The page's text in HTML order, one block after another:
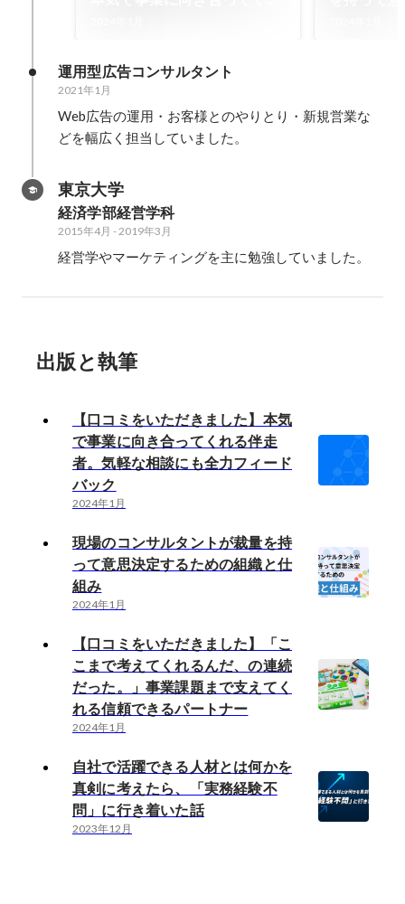
運用型広告コンサルタント
2021年1月
Web広告の運用・お客様とのやりとり・新規営業な
どを幅広く担当していました。
東京大学
経済学部経営学科
2015年4月 - 2019年3月
経営学やマーケティングを主に勉強していました。
出版と執筆
【口コミをいただきました】本気
で事業に向き合ってくれる伴走
者。気軽な相談にも全力フィード
バック
2024年1月
現場のコンサルタントが裁量を持
って意思決定するための組織と仕
組み
2024年1月
【口コミをいただきました】「こ
こまで考えてくれるんだ、の連続
だった。」事業課題まで支えてく
れる信頼できるパートナー
2024年1月
自社で活躍できる人材とは何かを
真剣に考えたら、「実務経験不
問」に行き着いた話
2023年12月